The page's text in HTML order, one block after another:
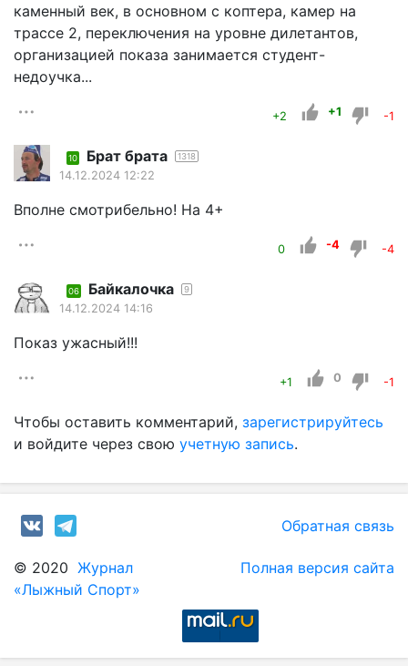
каменный век, в основном с коптера, камер на
трассе 2, переключения на уровне дилетантов,
организацией показа занимается студент-
недоучка...
+2 +1 -1
10 Брат брата 1318
14.12.2024 12:22
Вполне смотрибельно! На 4+
0 -4 -4
06 Байкалочка 9
14.12.2024 14:16
Показ ужасный!!!
+1 0 -1
Чтобы оставить комментарий, зарегистрируйтесь
и войдите через свою учетную запись.
Обратная связь
© 2020 Журнал
«Лыжный Спорт»
Полная версия сайта